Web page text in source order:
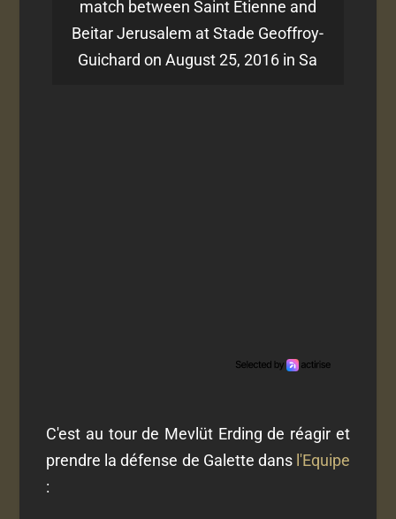
match between Saint Etienne and
Beitar Jerusalem at Stade Geoffroy-
Guichard on August 25, 2016 in Sa
C'est au tour de Mevlüt Erding de réagir et
prendre la défense de Galette dans l'Equipe
: